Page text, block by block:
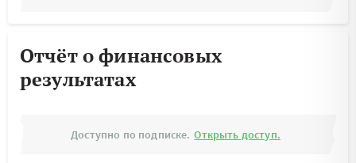
Отчёт о финансовых
результатах
Доступно по подписке. Открыть доступ.